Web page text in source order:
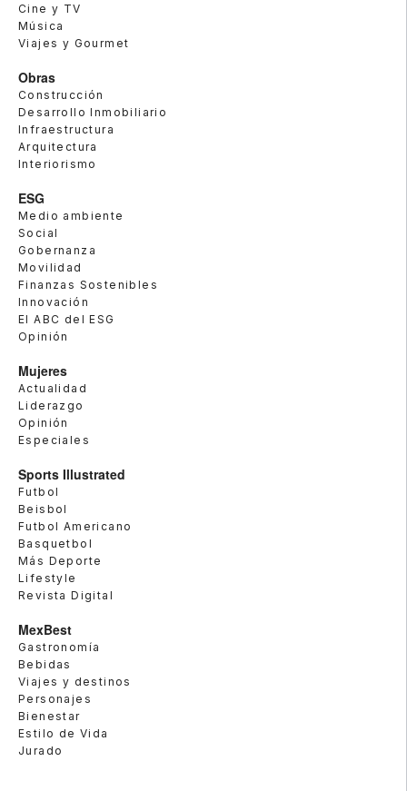
Cine y TV
Música
Viajes y Gourmet
Obras
Construcción
Desarrollo Inmobiliario
Infraestructura
Arquitectura
Interiorismo
ESG
Medio ambiente
Social
Gobernanza
Movilidad
Finanzas Sostenibles
Innovación
El ABC del ESG
Opinión
Mujeres
Actualidad
Liderazgo
Opinión
Especiales
Sports Illustrated
Futbol
Beisbol
Futbol Americano
Basquetbol
Más Deporte
Lifestyle
Revista Digital
MexBest
Gastronomía
Bebidas
Viajes y destinos
Personajes
Bienestar
Estilo de Vida
Jurado